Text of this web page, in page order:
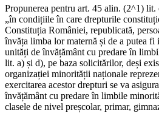
Propunerea pentru art. 45 alin. (2^1) lit.
„în condițiile în care drepturile
Constituția României, republicată,
învăța limba lor maternă și de a putea fi
unități de învățământ cu predare în
lit. a) și d), pe baza solicitărilor, deși
organizației minorității naționale
exercitarea acestor drepturi se va
învățământ cu predare în limbile
clasele de nivel preșcolar, primar,